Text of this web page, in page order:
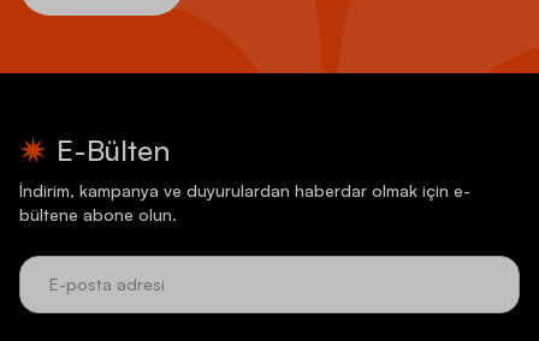
E-Bülten
İndirim, kampanya ve duyurulardan haberdar olmak için e-
bültene abone olun.